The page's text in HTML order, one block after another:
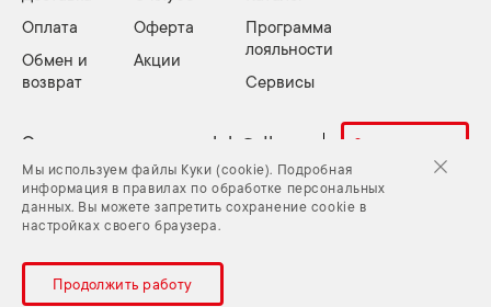
Оплата
Обмен и
возврат
Оферта
Акции
Программа
лояльности
Сервисы
Электронная почта: club@dkc.ru Задать вопрос
Куки (cookie) и Политика конфиденциальности
Задать вопрос
Карта сайта
Мы используем файлы Куки (cookie). Подробная
информация в правилах по обработке персональных
данных. Вы можете запретить сохранение cookie в
настройках своего браузера.
Продолжить работу